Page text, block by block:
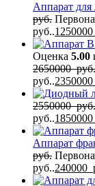
Аппарат
руб.
руб..1250000
Оценка 5.00
2650000руб.
руб..2350000
2550000руб.
руб..1850000
Аппарат
руб.
руб..240000